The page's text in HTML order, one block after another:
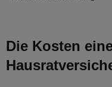
Die Kosten